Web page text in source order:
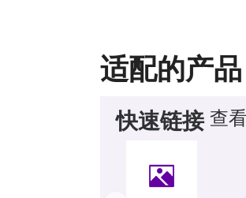
适配的产品
快速链接 查